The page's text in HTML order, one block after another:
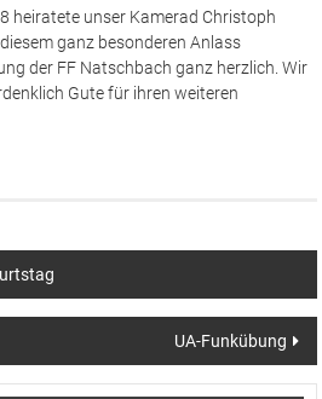
heiratete unser Kamerad Christoph
ganz besonderen Anlass
der FF Natschbach ganz herzlich. Wir
Gute für ihren weiteren
UA-Funkübung